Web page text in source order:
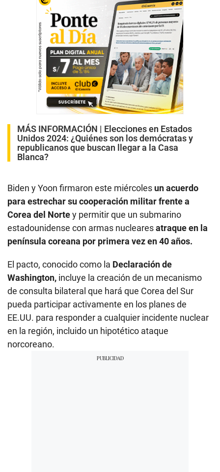
MÁS INFORMACIÓN | Elecciones en Estados
Unidos 2024: ¿Quiénes son los demócratas y
republicanos que buscan llegar a la Casa
Blanca?
Biden y Yoon firmaron este miércoles un acuerdo
para estrechar su cooperación militar frente a
Corea del Nortey permitir que un submarino
estadounidense con armas nuclearesatraque en la
península coreana por primera vez en 40 años.
El pacto, conocido como la Declaración de
Washington, incluye la creación de un mecanismo
de consulta bilateral que hará que Corea del Sur
pueda participar activamente en los planes de
EE.UU. para responder a cualquier incidente nuclear
en la región, incluido un hipotético ataque
norcoreano.